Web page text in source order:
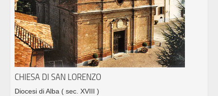
CHIESA DI SAN LORENZO
Diocesi di Alba ( sec. XVIII )